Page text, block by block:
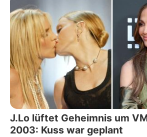
J.Lo lüftet Geheimnis um
2003: Kuss war geplant